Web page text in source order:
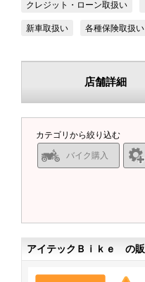
クレジット・ローン取扱い
新車取扱い 各種保険取扱い
店舗詳細
カテゴリから絞り込む
バイク購入
アイテックＢｉｋｅ の